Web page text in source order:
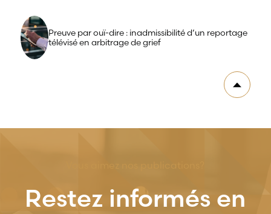
Preuve par ouï-dire : inadmissibilité d’un reportage
télévisé en arbitrage de grief
Restez informés en